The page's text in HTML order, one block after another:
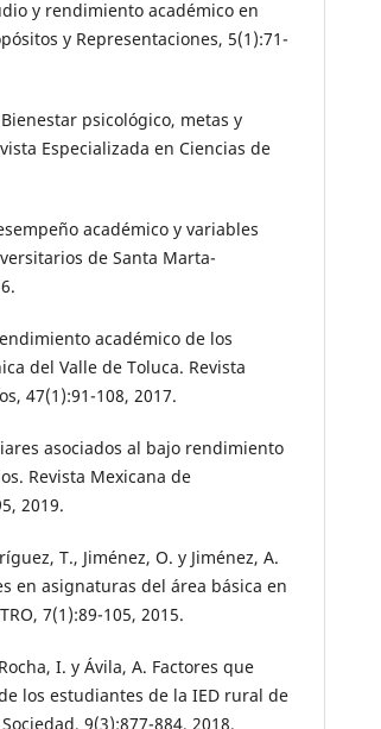
y rendimiento académico en
y Representaciones, 5(1):71-
psicológico, metas y
Especializada en Ciencias de
académico y variables
de Santa Marta-
académico de los
del Valle de Toluca. Revista
47(1):91-108, 2017.
asociados al bajo rendimiento
Revista Mexicana de
2019.
T., Jiménez, O. y Jiménez, A.
en asignaturas del área básica en
7(1):89-105, 2015.
I. y Ávila, A. Factores que
los estudiantes de la IED rural de
9(3):877-884, 2018.